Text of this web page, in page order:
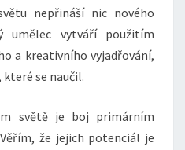
nepřináší nic nového
umělec vytváří použitím
a kreativního vyjadřování,
se naučil.
světě je boj primárním
že jejich potenciál je